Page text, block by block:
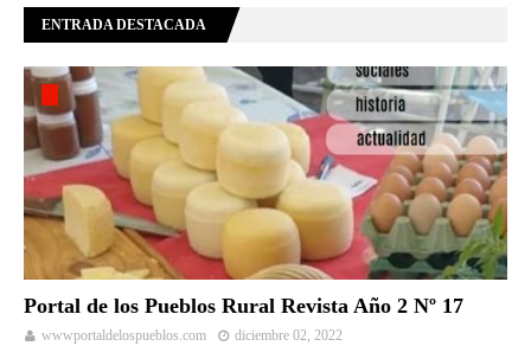
ENTRADA DESTACADA
Portal de los Pueblos Rural Revista Año 2 Nº 17
wwwportaldelospueblos.com diciembre 02, 2022